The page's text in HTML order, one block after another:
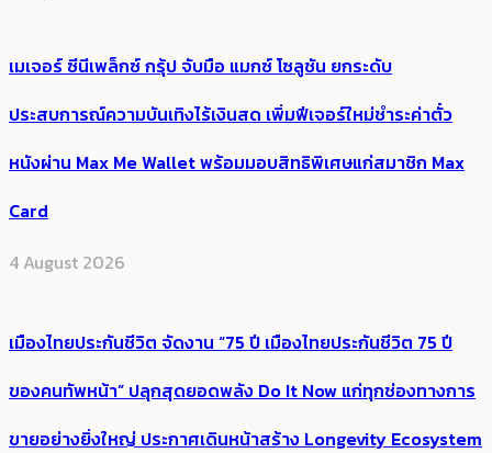
เมเจอร์ ซีนีเพล็กซ์ กรุ้ป จับมือ แมกซ์ โซลูชัน ยกระดับ
ประสบการณ์ความบันเทิงไร้เงินสด เพิ่มฟีเจอร์ใหม่ชำระค่าตั๋ว
หนังผ่าน Max Me Wallet พร้อมมอบสิทธิพิเศษแก่สมาชิก Max
Card
4 August 2026
เมืองไทยประกันชีวิต จัดงาน “75 ปี เมืองไทยประกันชีวิต 75 ปี
ของคนทัพหน้า” ปลุกสุดยอดพลัง Do It Now แก่ทุกช่องทางการ
ขายอย่างยิ่งใหญ่ ประกาศเดินหน้าสร้าง Longevity Ecosystem